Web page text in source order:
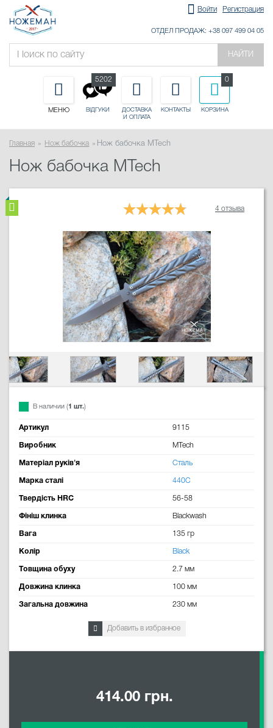
Войти Регистрация
ОТДЕЛ ПРОДАЖ: +38 097 499 04 05
НАЙТИ
МЕНЮ ВІДГУКИ
5202
ДОСТАВКА
И ОПЛАТА
КОНТАКТЫ КОРЗИНА
0
Главная Нож бабочка Нож бабочка MTech
Нож бабочка MTech
4 отзыва
В наличии (1 шт.)
Артикул 9115
Виробник MTech
Матеріал руків'я Сталь
Марка сталі 440C
Твердість HRC 56-58
Фініш клинка Blackwash
Вага 135 гр
Колір Black
Товщина обуху 2.7 мм
Довжина клинка 100 мм
Загальна довжина 230 мм
Добавить в избранное
414.00 грн.